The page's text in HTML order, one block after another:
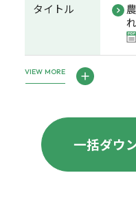
タイトル
VIEW MORE
一括ダウ